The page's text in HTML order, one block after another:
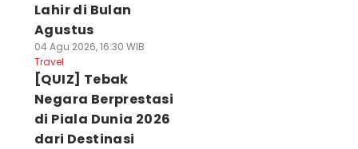
Lahir di Bulan
Agustus
04 Agu 2026, 16:30 WIB
Travel
[QUIZ] Tebak
Negara Berprestasi
di Piala Dunia 2026
dari Destinasi